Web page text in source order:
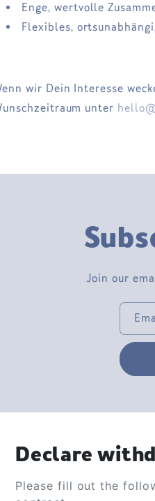
Enge, wertvolle
Flexibles,
wir Dein Interesse
unter
Join our
Declare
Please fill out the